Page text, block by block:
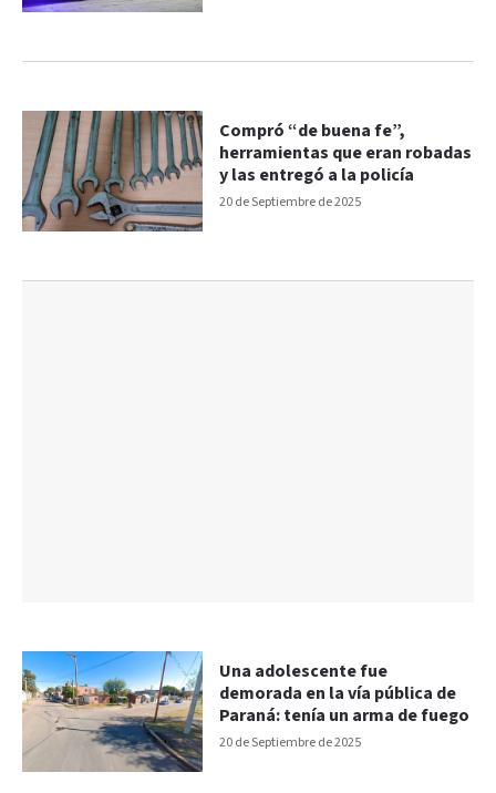
20 de Septiembre de 2025
Compró “de buena fe”,
herramientas que eran robadas
y las entregó a la policía
20 de Septiembre de 2025
Una adolescente fue
demorada en la vía pública de
Paraná: tenía un arma de fuego